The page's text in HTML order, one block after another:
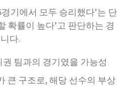
기에서 모두 승리했다’는 단
확률이 높다’고 판단하는 경
다.
팀과의 경기였을 가능성
큰 구조로, 해당 선수의 부상